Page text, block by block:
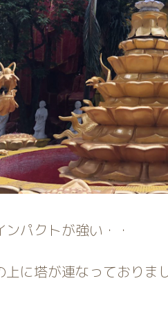
パクトが強い・・
上に塔が連なっておりま